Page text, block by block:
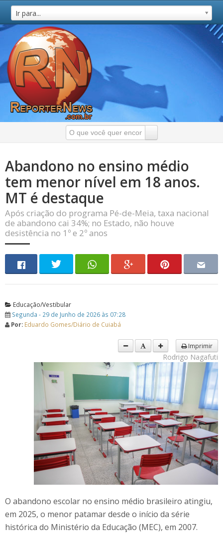
Ir para...
Abandono no ensino médio
tem menor nível em 18 anos.
MT é destaque
Após criação do programa Pé-de-Meia, taxa nacional
de abandono cai 34%; no Estado, não houve
desistência no 1º e 2º anos
Educação/Vestibular
Segunda - 29 de Junho de 2026 às 07:28
Por: Eduardo Gomes/Diário de Cuiabá
Imprimir
Rodrigo Nagafuti
O abandono escolar no ensino médio brasileiro atingiu,
em 2025, o menor patamar desde o início da série
histórica do Ministério da Educação (MEC), em 2007.